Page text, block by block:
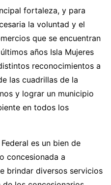
fortaleza, y para
la voluntad y el
que se encuentran
años Isla Mujeres
reconocimientos a
las cuadrillas de la
y lograr un municipio
en todos los
es un bien de
concesionada a
brindar diversos servicios